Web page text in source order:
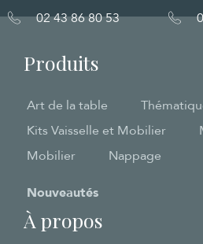
Produits
Art de la table
Kits Vaisselle et Mobilier
Mobilier
Nappage
Nouveautés
À propos
02 43 86 80 53